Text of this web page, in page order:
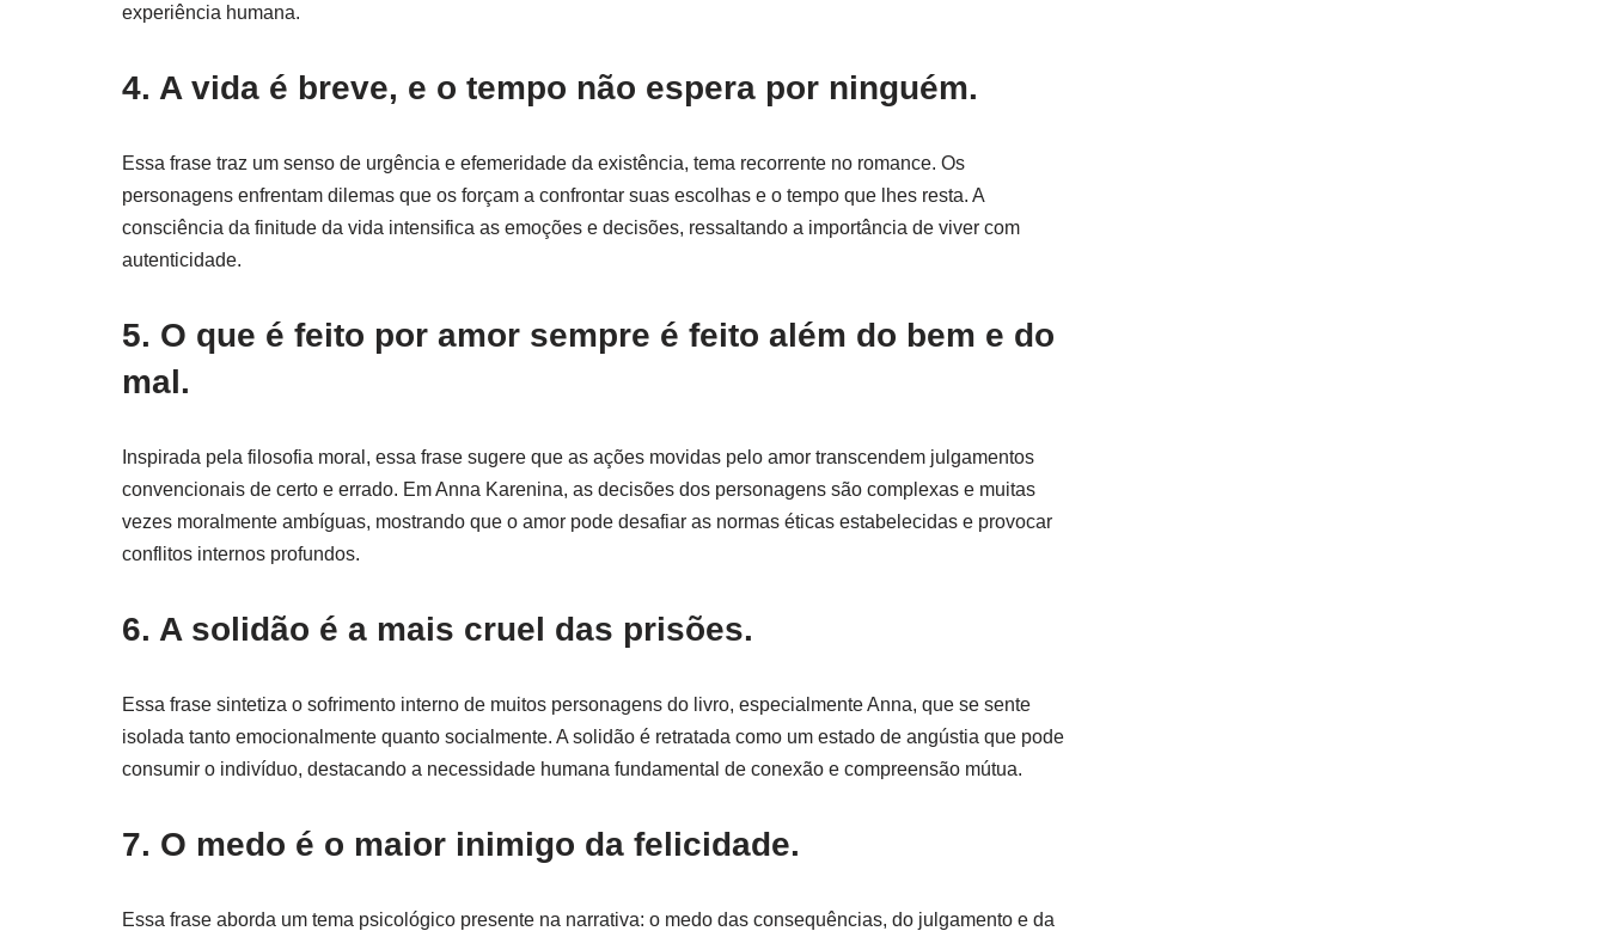
experiência humana.
4. A vida é breve, e o tempo não espera por ninguém.
Essa frase traz um senso de urgência e efemeridade da existência, tema recorrente no romance. Os
personagens enfrentam dilemas que os forçam a confrontar suas escolhas e o tempo que lhes resta. A
consciência da finitude da vida intensifica as emoções e decisões, ressaltando a importância de viver com
autenticidade.
5. O que é feito por amor sempre é feito além do bem e do
mal.
Inspirada pela filosofia moral, essa frase sugere que as ações movidas pelo amor transcendem julgamentos
convencionais de certo e errado. Em Anna Karenina, as decisões dos personagens são complexas e muitas
vezes moralmente ambíguas, mostrando que o amor pode desafiar as normas éticas estabelecidas e provocar
conflitos internos profundos.
6. A solidão é a mais cruel das prisões.
Essa frase sintetiza o sofrimento interno de muitos personagens do livro, especialmente Anna, que se sente
isolada tanto emocionalmente quanto socialmente. A solidão é retratada como um estado de angústia que pode
consumir o indivíduo, destacando a necessidade humana fundamental de conexão e compreensão mútua.
7. O medo é o maior inimigo da felicidade.
Essa frase aborda um tema psicológico presente na narrativa: o medo das consequências, do julgamento e da